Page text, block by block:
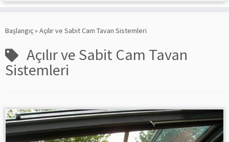
toBaşlangıç» Açılır ve Sabit Cam Tavan Sistemleri
Açılır ve Sabit Cam Tavan
Sistemleri